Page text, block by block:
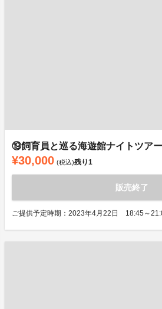
⑲飼育員と巡る海遊館ナイトツアー
¥30,000 (税込)残り1
販売終了
ご提供予定時期：2023年4月22日 18:45～